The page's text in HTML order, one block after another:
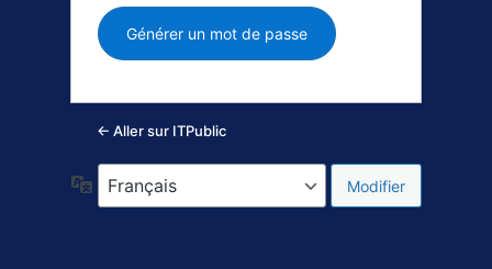
← Aller sur ITPublic
Langue